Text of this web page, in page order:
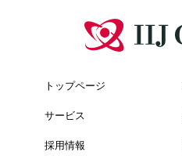
トップページ
サービス
採用情報